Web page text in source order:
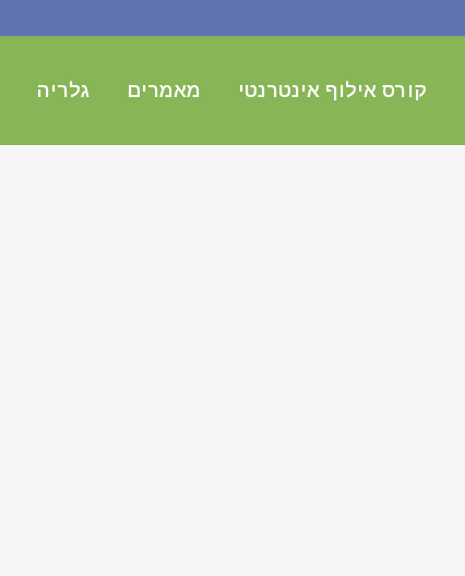
קורס אילוף אינטרנטי מאמרים גלריה